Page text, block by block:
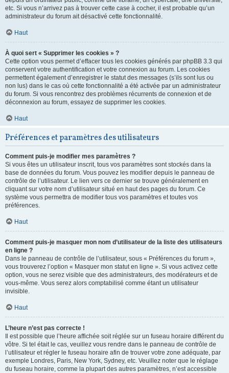
etc. Si vous n’arrivez pas à trouver cette case à cocher, il est probable qu’un
administrateur du forum ait désactivé cette fonctionnalité.
Haut
À quoi sert « Supprimer les cookies » ?
Cette option vous permet d’effacer tous les cookies générés par phpBB 3.3 qui
conservent votre authentification et votre connexion au forum. Les cookies
permettent également d’enregistrer le statut des messages (s’ils sont lus ou
non lus) dans le cas où cette fonctionnalité a été activée par un administrateur
du forum. Si vous rencontrez des problèmes récurrents de connexion et de
déconnexion au forum, essayez de supprimer les cookies.
Haut
Préférences et paramètres des utilisateurs
Comment puis-je modifier mes paramètres ?
Si vous êtes un utilisateur inscrit, tous vos paramètres sont stockés dans la
base de données du forum. Vous pouvez les modifier depuis le panneau de
contrôle de l’utilisateur. Le lien vers ce dernier se trouve généralement en
cliquant sur votre nom d’utilisateur situé en haut des pages du forum. Ce
système vous permettra de modifier tous vos paramètres et toutes vos
préférences.
Haut
Comment puis-je masquer mon nom d’utilisateur de la liste des utilisateurs
en ligne ?
Dans le panneau de contrôle de l’utilisateur, sous « Préférences du forum »,
vous trouverez l’option « Masquer mon statut en ligne ». Si vous activez cette
option, vous ne serez visible que des administrateurs, des modérateurs et de
vous-même. Vous serez alors comptabilisé comme étant un utilisateur
invisible.
Haut
L’heure n’est pas correcte !
Il est possible que l’heure affichée soit réglée sur un fuseau horaire différent du
vôtre. Si tel était le cas, veuillez vous rendre dans le panneau de contrôle de
l’utilisateur et régler le fuseau horaire afin de trouver votre zone adéquate, par
exemple Londres, Paris, New York, Sydney, etc. Veuillez noter que le réglage
du fuseau horaire, comme la plupart des autres paramètres, n’est accessible